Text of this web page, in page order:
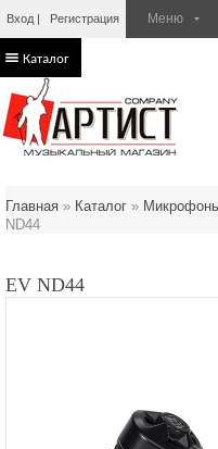
Вход Регистрация
Каталог
Главная » Каталог »
ND44
EV ND44